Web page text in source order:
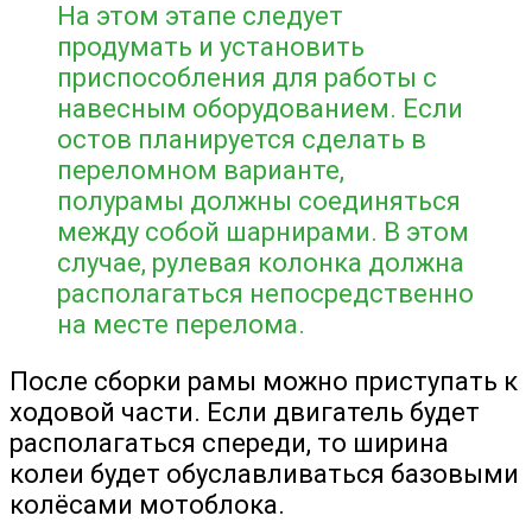
На этом этапе следует
продумать и установить
приспособления для работы с
навесным оборудованием. Если
остов планируется сделать в
переломном варианте,
полурамы должны соединяться
между собой шарнирами. В этом
случае, рулевая колонка должна
располагаться непосредственно
на месте перелома.
После сборки рамы можно приступать к
ходовой части. Если двигатель будет
располагаться спереди, то ширина
колеи будет обуславливаться базовыми
колёсами мотоблока.